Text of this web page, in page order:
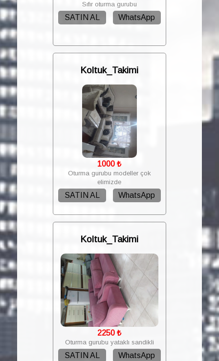
Sıfır oturma gurubu
SATIN AL WhatsApp
Koltuk_Takimi
1000 ₺
Oturma gurubu modeller çok
elimizde
SATIN AL WhatsApp
Koltuk_Takimi
2250 ₺
Oturma gurubu yataklı sandikli
SATIN AL WhatsApp